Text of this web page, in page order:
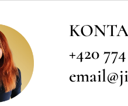
+420